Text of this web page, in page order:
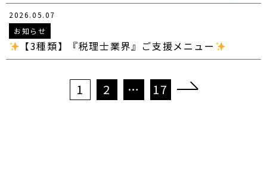
2026.05.07
お知らせ
【3種類】『税理士業界』ご支援メニュー
1 2 … 17